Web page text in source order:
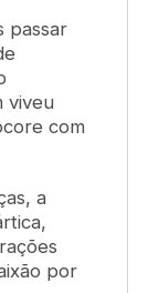
passar
viveu
com
a
por